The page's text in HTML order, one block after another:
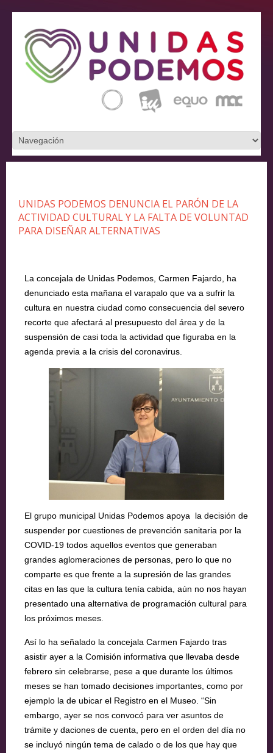
UNIDAS PODEMOS DENUNCIA EL PARÓN DE LA
ACTIVIDAD CULTURAL Y LA FALTA DE VOLUNTAD
PARA DISEÑAR ALTERNATIVAS
La concejala de Unidas Podemos, Carmen Fajardo, ha
denunciado esta mañana el varapalo que va a sufrir la
cultura en nuestra ciudad como consecuencia del severo
recorte que afectará al presupuesto del área y de la
suspensión de casi toda la actividad que figuraba en la
agenda previa a la crisis del coronavirus.
El grupo municipal Unidas Podemos apoya la decisión de
suspender por cuestiones de prevención sanitaria por la
COVID-19 todos aquellos eventos que generaban
grandes aglomeraciones de personas, pero lo que no
comparte es que frente a la supresión de las grandes
citas en las que la cultura tenía cabida, aún no nos hayan
presentado una alternativa de programación cultural para
los próximos meses.
Así lo ha señalado la concejala Carmen Fajardo tras
asistir ayer a la Comisión informativa que llevaba desde
febrero sin celebrarse, pese a que durante los últimos
meses se han tomado decisiones importantes, como por
ejemplo la de ubicar el Registro en el Museo. “Sin
embargo, ayer se nos convocó para ver asuntos de
trámite y daciones de cuenta, pero en el orden del día no
se incluyó ningún tema de calado o de los que hay que